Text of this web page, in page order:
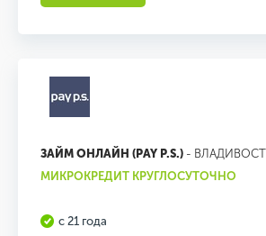
ЗАЙМ ОНЛАЙН (PAY P.S.) -
МИКРОКРЕДИТ КРУГЛОСУТОЧНО
с 21 года